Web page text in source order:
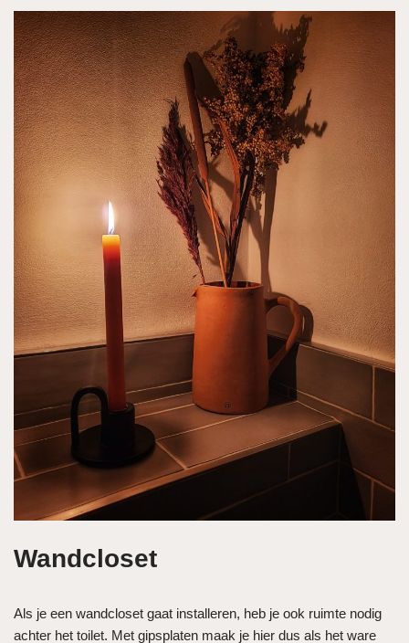
Wandcloset
Als je een wandcloset gaat installeren, heb je ook ruimte nodig
achter het toilet. Met gipsplaten maak je hier dus als het ware